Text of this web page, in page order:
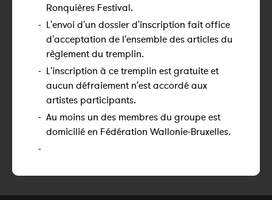
Ronquières Festival.
- L'envoi d'un dossier d'inscription fait office
d'acceptation de l'ensemble des articles du
règlement du tremplin.
- L'inscription à ce tremplin est gratuite et
aucun défraiement n'est accordé aux
artistes participants.
- Au moins un des membres du groupe est
domicilié en Fédération Wallonie-Bruxelles.
-